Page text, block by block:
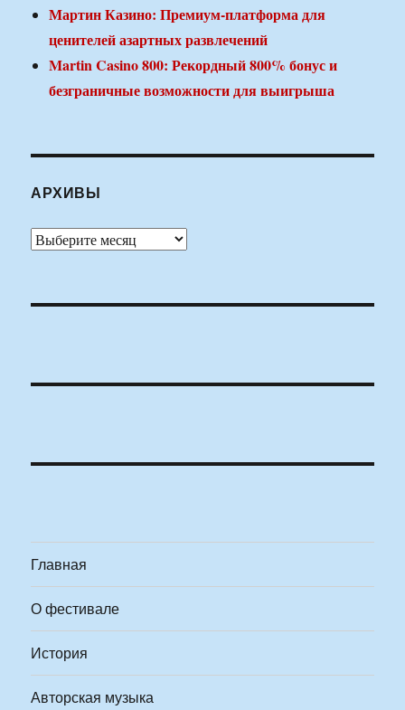
Мартин Казино: Премиум-платформа для
ценителей азартных развлечений
Martin Casino 800: Рекордный 800% бонус и
безграничные возможности для выигрыша
АРХИВЫ
Архивы
Главная
О фестивале
История
Авторская музыка